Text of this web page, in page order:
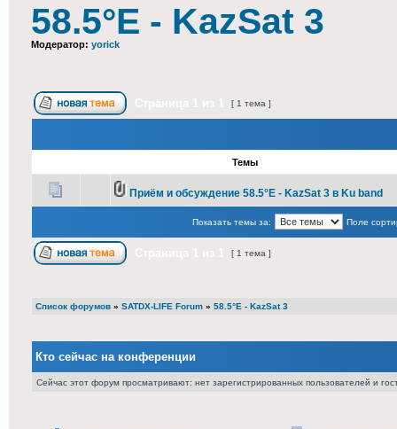
58.5°E - KazSat 3
Модератор: yorick
[ 1 тема ]
Темы
Приём и обсуждение 58.5°E - KazSat 3 в Ku band
Показать темы за: Поле
[ 1 тема ]
Список форумов » SATDX-LIFE Forum » 58.5°E - KazSat 3
Кто сейчас на конференции
Сейчас этот форум просматривают: нет зарегистрированных пользователей и